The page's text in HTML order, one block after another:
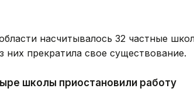
насчитывалось 32 частные
них прекратила свое существование.
школы приостановили работу